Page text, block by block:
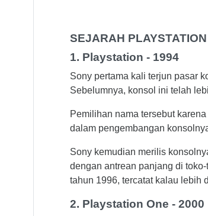
SEJARAH PLAYSTATION
1. Playstation - 1994
Sony pertama kali terjun pasar
Sebelumnya, konsol ini telah
Pemilihan nama tersebut
dalam pengembangan
Sony kemudian merilis
dengan antrean panjang di
tahun 1996, tercatat kalau lebih
2. Playstation One - 2000